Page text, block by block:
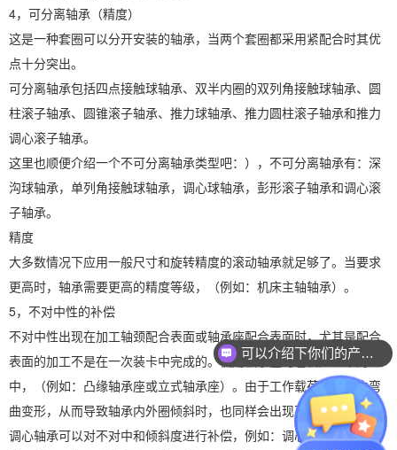
4，可分离轴承（精度）
这是一种套圈可以分开安装的轴承，当两个套圈都采用紧配合时其优
点十分突出。
可分离轴承包括四点接触球轴承、双半内圈的双列角接触球轴承、圆
柱滚子轴承、圆锥滚子轴承、推力球轴承、推力圆柱滚子轴承和推力
调心滚子轴承。
这里也顺便介绍一个不可分离轴承类型吧：），不可分离轴承有：深
沟球轴承，单列角接触球轴承，调心球轴承，彭形滚子轴承和调心滚
子轴承。
精度
大多数情况下应用一般尺寸和旋转精度的滚动轴承就足够了。当要求
更高时，轴承需要更高的精度等级，（例如：机床主轴轴承）。
5，不对中性的补偿
不对中性出现在加工轴颈配合表面或轴承座配合表面时，尤其是配合
表面的加工不是在一次装卡中完成的。使用轴承座时也会产生不对
中，（例如：凸缘轴承座或立式轴承座）。由于工作载荷使轴发生弯
曲变形，从而导致轴承内外圈倾斜时，也同样会出现不对中。
调心轴承可以对不对中和倾斜度进行补偿，例如：调心球轴承、彭形
可以介绍下你们的产品么？